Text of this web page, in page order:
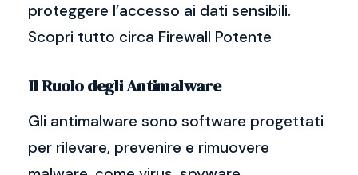
proteggere l’accesso ai dati sensibili.
Scopri tutto circa Firewall Potente
Il Ruolo degli Antimalware
Gli antimalware sono software progettati
per rilevare, prevenire e rimuovere